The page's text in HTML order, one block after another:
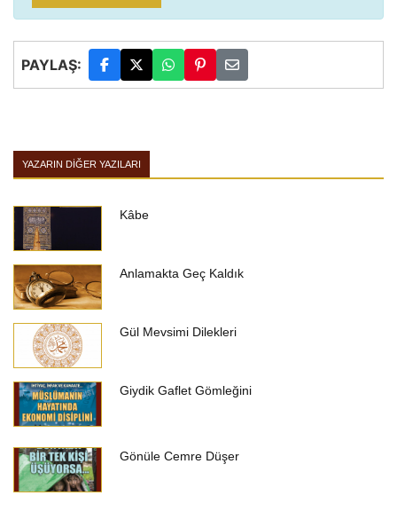
PAYLAŞ:
YAZARIN DIĞER YAZILARI
Kâbe
Anlamakta Geç Kaldık
Gül Mevsimi Dilekleri
Giydik Gaflet Gömleğini
Gönüle Cemre Düşer